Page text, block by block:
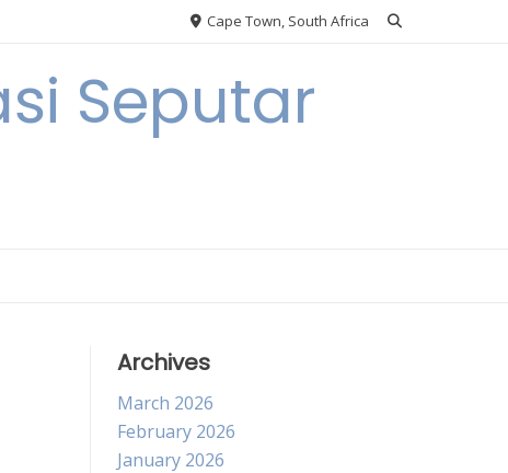
Cape Town, South Africa
Seputar
Archives
March 2026
February 2026
January 2026